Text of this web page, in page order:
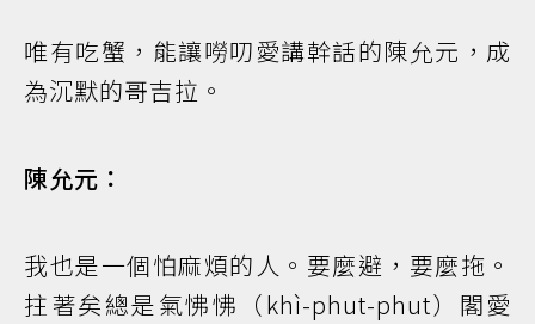
唯有吃蟹，能讓嘮叨愛講幹話的陳允元，成
為沉默的哥吉拉。
陳允元：
我也是一個怕麻煩的人。要麼避，要麼拖。
拄著矣總是氣怫怫（khì-phut-phut）閣愛